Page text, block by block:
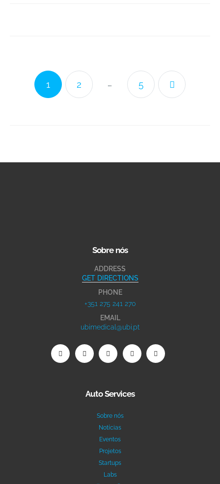
1 2 … 5
Sobre nós
ADDRESS
GET DIRECTIONS
PHONE
+351 275 241 270
EMAIL
ubimedical@ubi.pt
Auto Services
Sobre nós
Notícias
Eventos
Projetos
Startups
Labs